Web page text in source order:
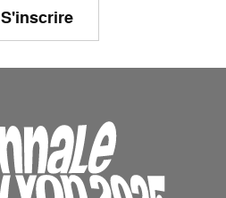
S'inscrire